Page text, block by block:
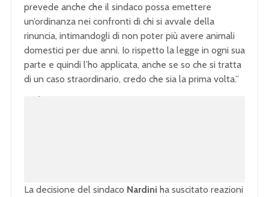
prevede anche che il sindaco possa emettere
un’ordinanza nei confronti di chi si avvale della
rinuncia, intimandogli di non poter più avere animali
domestici per due anni. Io rispetto la legge in ogni sua
parte e quindi l’ho applicata, anche se so che si tratta
di un caso straordinario, credo che sia la prima volta.”
d
i
La decisione del sindaco Nardini ha suscitato reazioni